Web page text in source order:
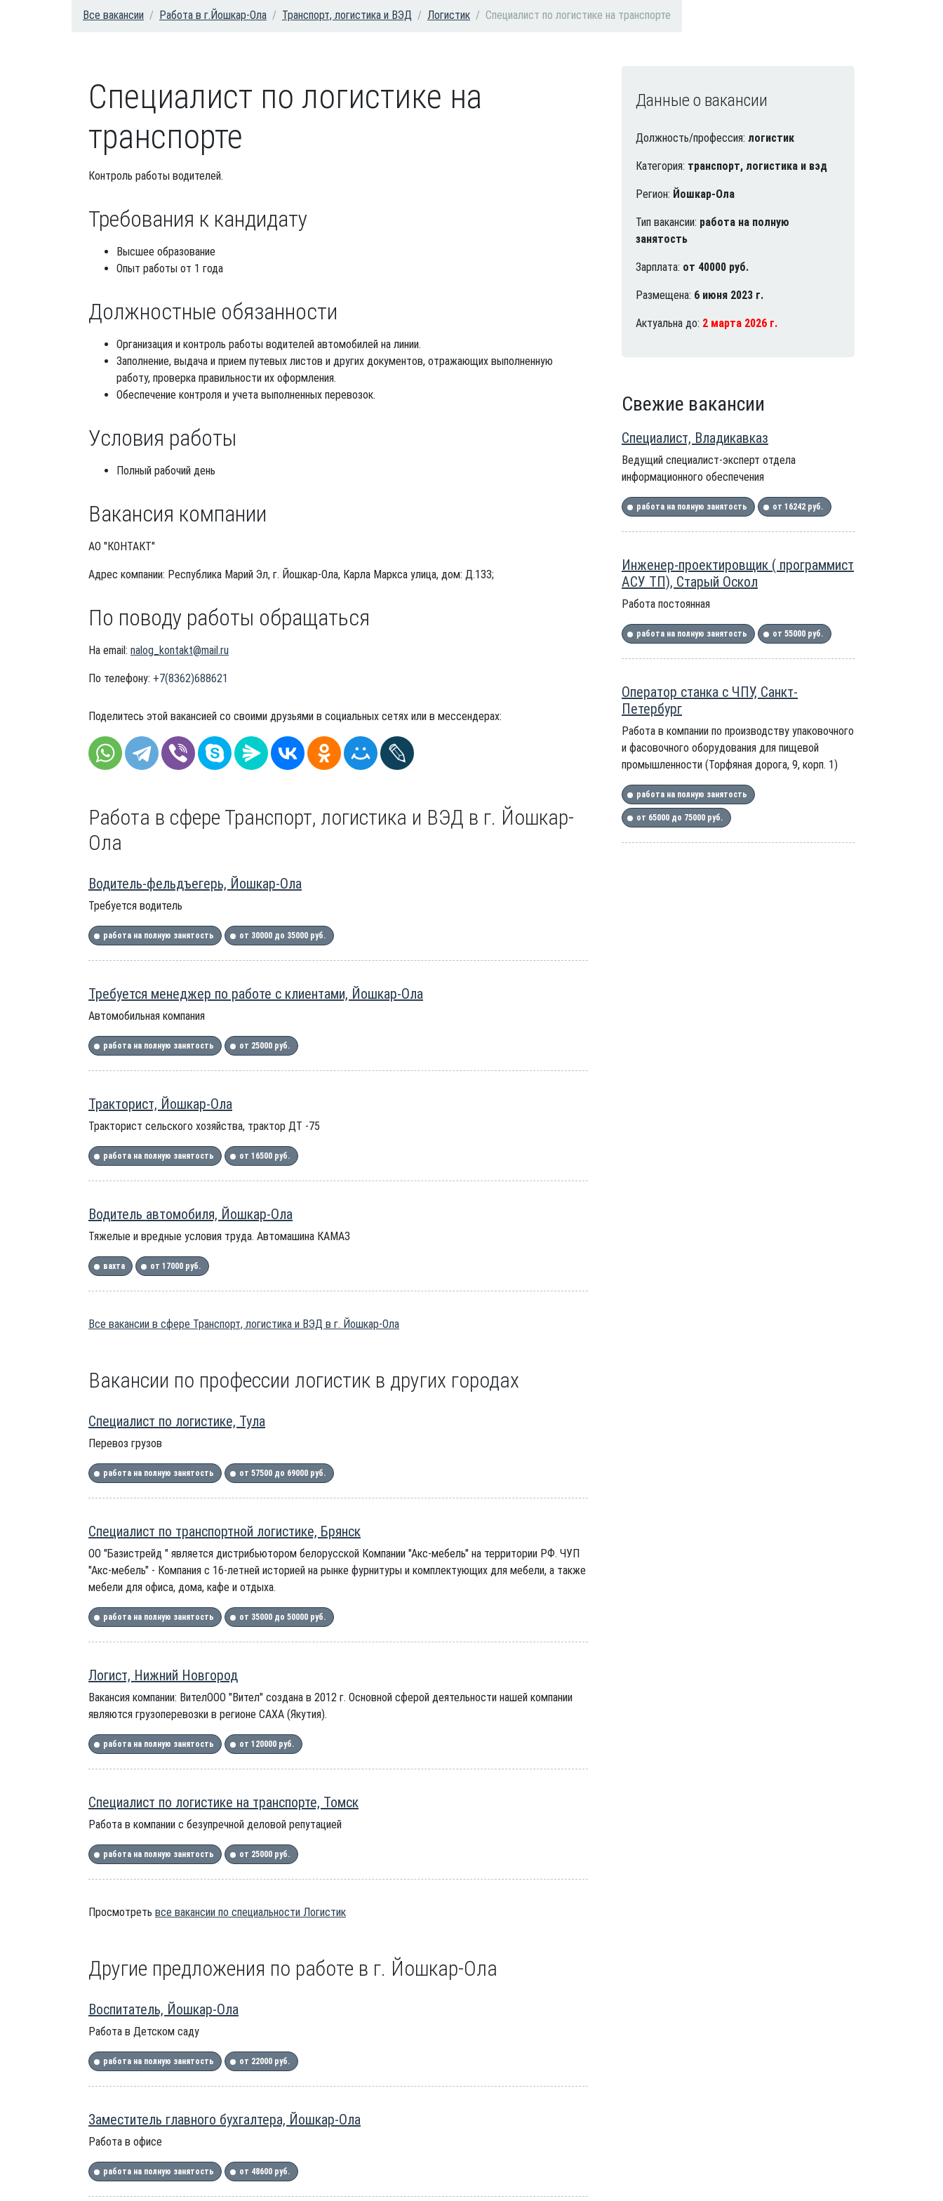
Все вакансии Работа в г.Йошкар-Ола Транспорт, логистика и ВЭД Логистик Специалист по логистике на транспорте
Данные о вакансии
Должность/профессия: логистик
Категория: транспорт, логистика и вэд
Регион: Йошкар-Ола
Тип вакансии: работа на полную
занятость
Зарплата: от 40000 руб.
Размещена: 6 июня 2023 г.
Актуальна до: 2 марта 2026 г.
Свежие вакансии
Специалист, Владикавказ
Ведущий специалист-эксперт отдела
информационного обеспечения
работа на полную занятость от 16242 руб.
Инженер-проектировщик ( программист
АСУ ТП), Старый Оскол
Работа постоянная
работа на полную занятость от 55000 руб.
Оператор станка с ЧПУ, Санкт-
Петербург
Работа в компании по производству упаковочного
и фасовочного оборудования для пищевой
промышленности (Торфяная дорога, 9, корп. 1)
работа на полную занятость
от 65000 до 75000 руб.
Специалист по логистике на
транспорте
Контроль работы водителей.
Требования к кандидату
Высшее образование
Опыт работы от 1 года
Должностные обязанности
Организация и контроль работы водителей автомобилей на линии.
Заполнение, выдача и прием путевых листов и других документов, отражающих выполненную
работу, проверка правильности их оформления.
Обеспечение контроля и учета выполненных перевозок.
Условия работы
Полный рабочий день
Вакансия компании
АО "КОНТАКТ"
Адрес компании: Республика Марий Эл, г. Йошкар-Ола, Карла Маркса улица, дом: Д.133;
По поводу работы обращаться
На email: nalog_kontakt@mail.ru
По телефону: +7(8362)688621
Поделитесь этой вакансией со своими друзьями в социальных сетях или в мессендерах:
Работа в сфере Транспорт, логистика и ВЭД в г. Йошкар-
Ола
Водитель-фельдъегерь, Йошкар-Ола
Требуется водитель
работа на полную занятость от 30000 до 35000 руб.
Требуется менеджер по работе с клиентами, Йошкар-Ола
Автомобильная компания
работа на полную занятость от 25000 руб.
Тракторист, Йошкар-Ола
Тракторист сельского хозяйства, трактор ДТ -75
работа на полную занятость от 16500 руб.
Водитель автомобиля, Йошкар-Ола
Тяжелые и вредные условия труда. Автомашина КАМАЗ
вахта от 17000 руб.
Все вакансии в сфере Транспорт, логистика и ВЭД в г. Йошкар-Ола
Вакансии по профессии логистик в других городах
Специалист по логистике, Тула
Перевоз грузов
работа на полную занятость от 57500 до 69000 руб.
Специалист по транспортной логистике, Брянск
ОО "Базистрейд " является дистрибьютором белорусской Компании "Акс-мебель" на территории РФ. ЧУП
"Акс-мебель" - Компания с 16-летней историей на рынке фурнитуры и комплектующих для мебели, а также
мебели для офиса, дома, кафе и отдыха.
работа на полную занятость от 35000 до 50000 руб.
Логист, Нижний Новгород
Вакансия компании: ВителООО "Вител" создана в 2012 г. Основной сферой деятельности нашей компании
являются грузоперевозки в регионе САХА (Якутия).
работа на полную занятость от 120000 руб.
Специалист по логистике на транспорте, Томск
Работа в компании с безупречной деловой репутацией
работа на полную занятость от 25000 руб.
Просмотреть все вакансии по специальности Логистик
Другие предложения по работе в г. Йошкар-Ола
Воспитатель, Йошкар-Ола
Работа в Детском саду
работа на полную занятость от 22000 руб.
Заместитель главного бухгалтера, Йошкар-Ола
Работа в офисе
работа на полную занятость от 48600 руб.